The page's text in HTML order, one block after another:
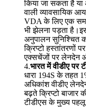
किया जा सकता है या
वाली व्यावसायिक
VDA के लिए एक
भी झेलना पड़ता
अनुपालन सुनिश्चित
क्रिप्टो हस्तांतरणों
एक्सचेंजों पर लेनदेन
4.भारत में वीडीए पर
धारा 194S के तहत
अधिकांश वीडीए
बढ़ते क्रिप्टो बाजार
टीडीएस के मुख्य